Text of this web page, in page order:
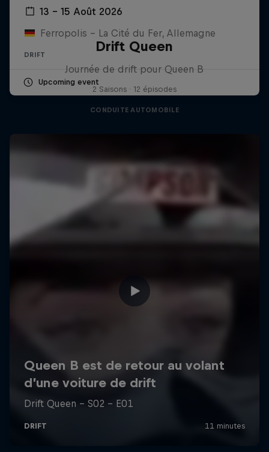
13 – 15 Août 2026
Ferropolis – La Cité du Fer, Allemagne
DRIFT
Upcoming event
Drift Queen
Journée de drift pour Queen B
2 Saisons · 12 épisodes
CONDUITE AUTOMOBILE